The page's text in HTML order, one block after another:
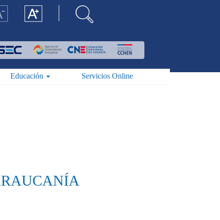
Educación Servicios Online